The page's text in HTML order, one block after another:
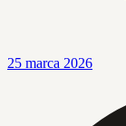
25 marca 2026